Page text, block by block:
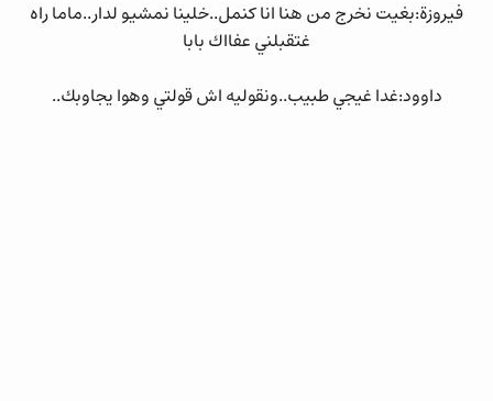
فيروزة:بغيت نخرج من هنا انا كنمل..خلينا نمشيو لدار..ماما راه
غتقبلني عفااك بابا
داوود:غدا غيجي طبيب..ونقوليه اش قولتي وهوا يجاوبك..